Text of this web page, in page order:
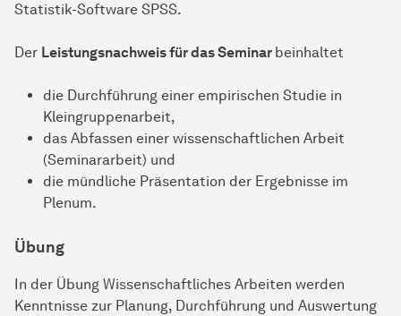
Statistik-Software SPSS.
Der Leistungsnachweis für das Seminar beinhaltet
die Durchführung einer empirischen Studie in
Kleingruppenarbeit,
das Abfassen einer wissenschaftlichen Arbeit
(Seminararbeit) und
die mündliche Präsentation der Ergebnisse im
Plenum.
Übung
In der Übung Wissenschaftliches Arbeiten werden
Kenntnisse zur Planung, Durchführung und Auswertung